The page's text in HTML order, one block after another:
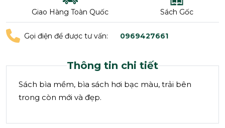
Giao Hàng Toàn Quốc Sách Gốc
Gọi điện để được tư vấn: 0969427661
Thông tin chi tiết
Sách bìa mềm, bìa sách hơi bạc màu, trải bên
trong còn mới và đẹp.